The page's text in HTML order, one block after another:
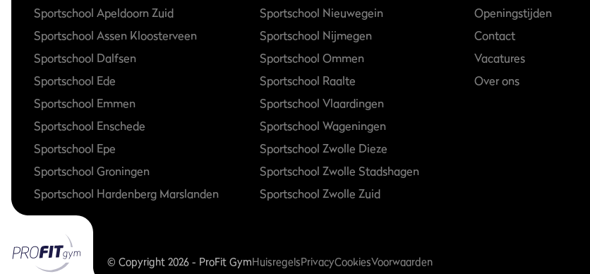
Sportschool Apeldoorn Zuid
Sportschool Assen Kloosterveen
Sportschool Dalfsen
Sportschool Ede
Sportschool Emmen
Sportschool Enschede
Sportschool Epe
Sportschool Groningen
Sportschool Hardenberg Marslanden
Sportschool Nieuwegein
Sportschool Nijmegen
Sportschool Ommen
Sportschool Raalte
Sportschool Vlaardingen
Sportschool Wageningen
Sportschool Zwolle Dieze
Sportschool Zwolle Stadshagen
Sportschool Zwolle Zuid
Openingstijden
Contact
Vacatures
Over ons
© Copyright 2026 - ProFit GymHuisregelsPrivacyCookiesVoorwaarden